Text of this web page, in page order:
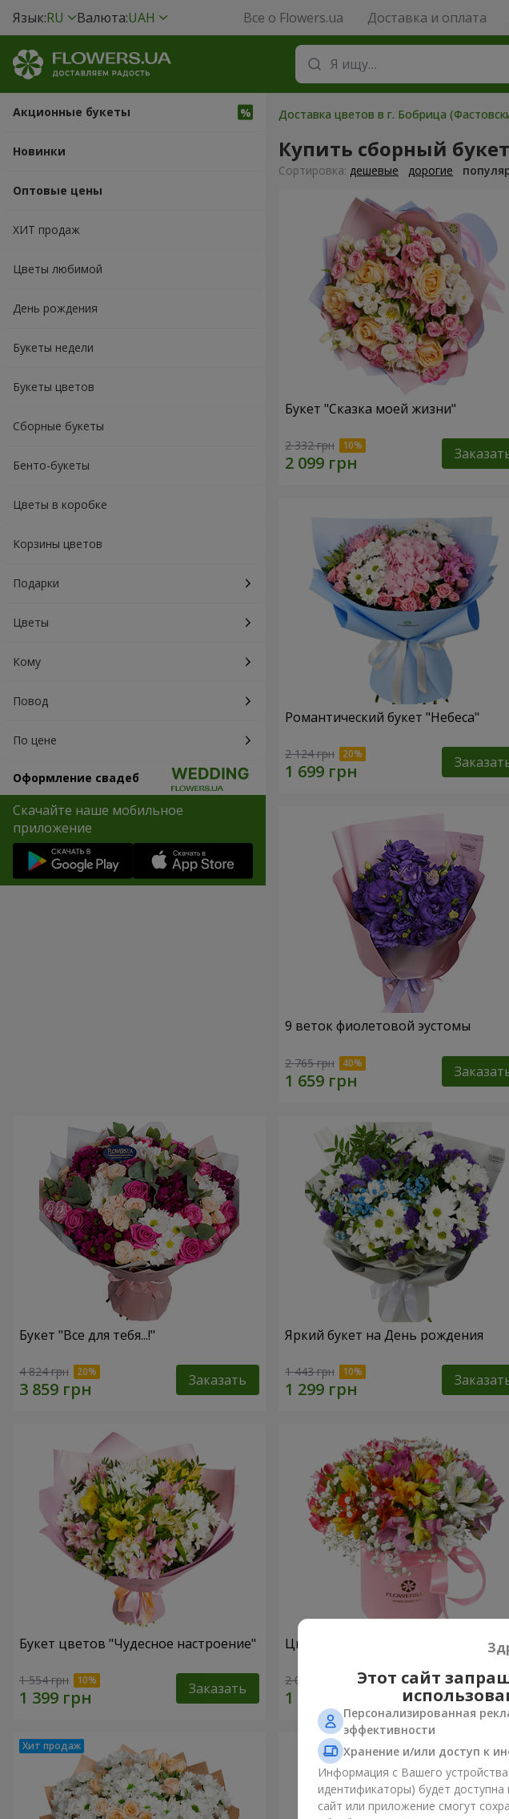
Язык:RU Валюта:UAH Все о Flowers.ua Доставка и оплата
Акционные букеты
Новинки
Оптовые цены
ХИТ продаж
Цветы любимой
День рождения
Букеты недели
Букеты цветов
Сборные букеты
Бенто-букеты
Цветы в коробке
Корзины цветов
Подарки
Цветы
Кому
Повод
По цене
Оформление свадеб
Скачайте наше мобильное
приложение
Доставка цветов в г. Бобрица
Купить сборный букет
Cортировка: дешевые дорогие
Букет "Сказка моей жизни"
2 332 грн
Романтический букет "Небеса"
2 124 грн
9 веток фиолетовой эустомы
2 765 грн
Букет "Все для тебя...!"
4 824 грн Заказать
Яркий букет на День рождения
1 443 грн
Букет цветов "Чудесное настроение"
1 554 грн Заказать
Цветы в коробке "Яркая фантазия"
2 069 грн
Этот сайт
Персонализированная
эффективности
Хранение и/или доступ к
Информация с Вашего
идентификаторы) будет
сайт или приложение смогут